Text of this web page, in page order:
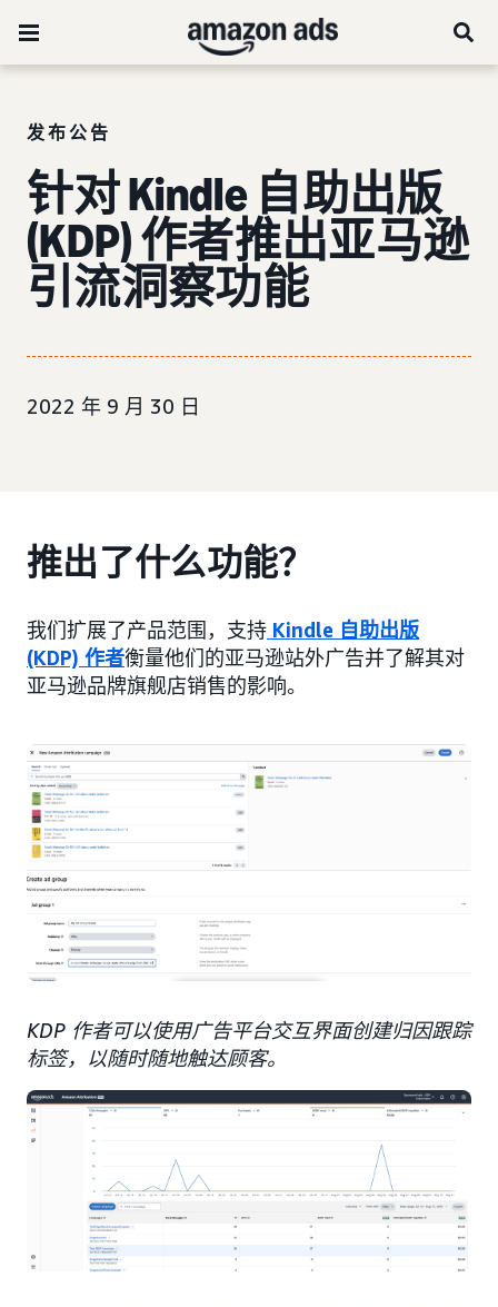
发布公告
针对 Kindle 自助出版
(KDP) 作者推出亚马逊
引流洞察功能
2022 年 9 月 30 日
推出了什么功能？
我们扩展了产品范围，支持 Kindle 自助出版
(KDP) 作者衡量他们的亚马逊站外广告并了解其对
亚马逊品牌旗舰店销售的影响。
KDP 作者可以使用广告平台交互界面创建归因跟踪
标签，以随时随地触达顾客。